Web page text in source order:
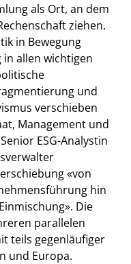
als Ort, an dem
ziehen.
in Bewegung
in allen wichtigen
und
verschieben
Management und
ESG-Analystin
«von
hin
Die
parallelen
teils gegenläufiger
und Europa.